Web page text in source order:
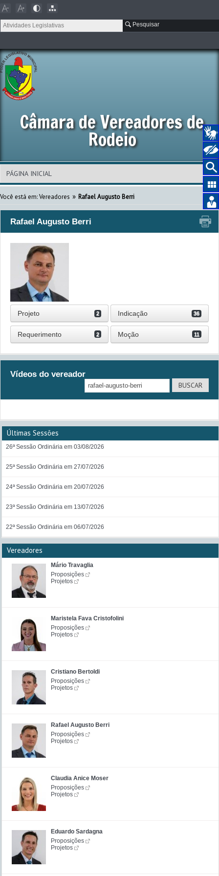
Pesquisar
Câmara de Vereadores de
Rodeio
Você está em: Vereadores » Rafael Augusto Berri
Rafael Augusto Berri
Projeto 2 Indicação 36
Requerimento 2 Moção 11
Vídeos do vereador
Últimas Sessões
26ª Sessão Ordinária em 03/08/2026
25ª Sessão Ordinária em 27/07/2026
24ª Sessão Ordinária em 20/07/2026
23ª Sessão Ordinária em 13/07/2026
22ª Sessão Ordinária em 06/07/2026
Vereadores
Mário Travaglia
Proposições
Projetos
Maristela Fava Cristofolini
Proposições
Projetos
Cristiano Bertoldi
Proposições
Projetos
Rafael Augusto Berri
Proposições
Projetos
Claudia Anice Moser
Proposições
Projetos
Eduardo Sardagna
Proposições
Projetos